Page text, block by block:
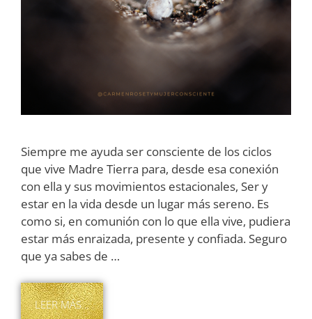
Siempre me ayuda ser consciente de los ciclos
que vive Madre Tierra para, desde esa conexión
con ella y sus movimientos estacionales, Ser y
estar en la vida desde un lugar más sereno. Es
como si, en comunión con lo que ella vive, pudiera
estar más enraizada, presente y confiada. Seguro
que ya sabes de …
LEER MÁS…